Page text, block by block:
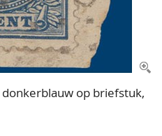
op briefstuk,